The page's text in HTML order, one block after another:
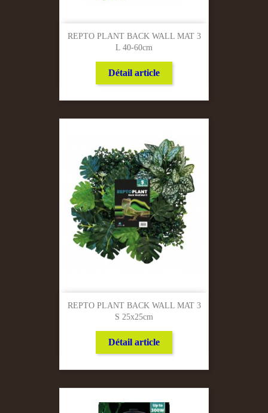
REPTO PLANT BACK WALL MAT 3
L 40-60cm
Détail article
REPTO PLANT BACK WALL MAT 3
S 25x25cm
Détail article